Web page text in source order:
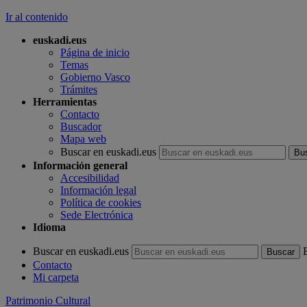
Ir al contenido
euskadi.eus
Página de inicio
Temas
Gobierno Vasco
Trámites
Herramientas
Contacto
Buscador
Mapa web
Buscar en euskadi.eus
Información general
Accesibilidad
Información legal
Política de cookies
Sede Electrónica
Idioma
Buscar en euskadi.eus
Contacto
Mi carpeta
Patrimonio Cultural